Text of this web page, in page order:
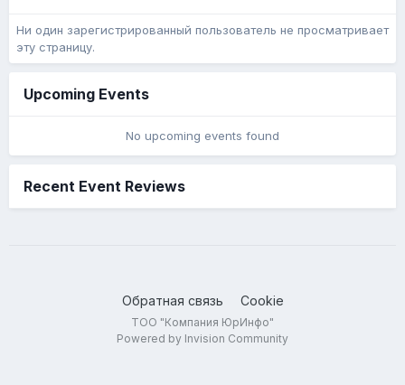
Ни один зарегистрированный пользователь не просматривает
эту страницу.
Upcoming Events
No upcoming events found
Recent Event Reviews
Обратная связь Cookie
ТОО "Компания ЮрИнфо"
Powered by Invision Community